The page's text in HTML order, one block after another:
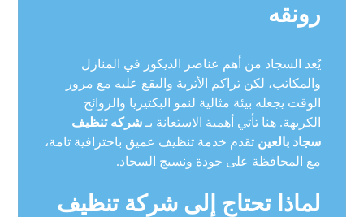
رونقه
يُعد السجاد من أهم عناصر الديكور في المنازل
والمكاتب، لكن تراكم الأتربة والبقع عليه مع مرور
الوقت يجعله بيئة مثالية لنمو البكتيريا والروائح
الكريهة. هنا تأتي أهمية الاستعانة بـشركه تنظيف
سجاد بالعين تقدم خدمة تنظيف عميق باحترافية تامة،
مع المحافظة على جودة ونسيج السجاد.
لماذا تحتاج إلى شركة تنظيف